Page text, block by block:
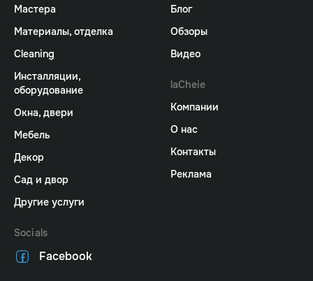
Мастера
Материалы, отделка
Cleaning
Инсталляции,
оборудование
Окна, двери
Мебель
Декор
Сад и двор
Другие услуги
Блог
Обзоры
Видео
laCheie
Компании
О нас
Контакты
Реклама
Socials
Facebook